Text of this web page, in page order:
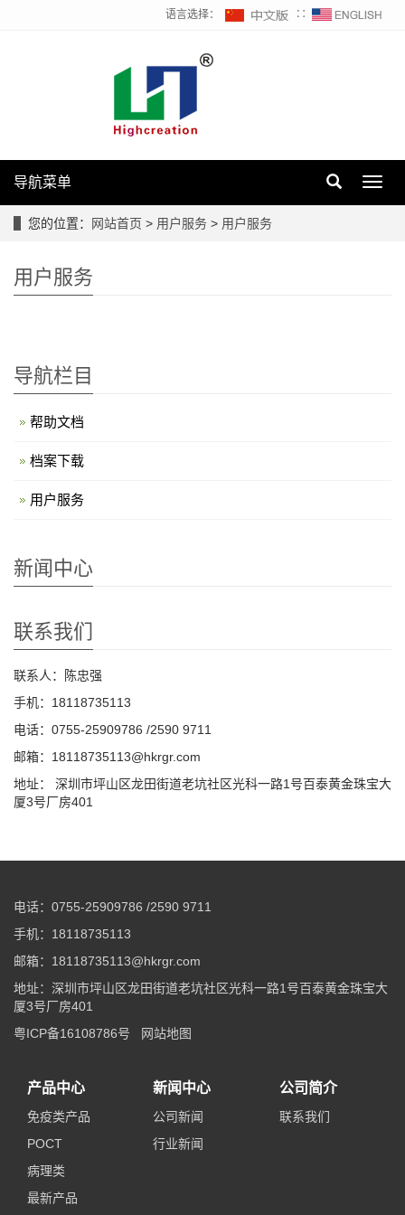
语言选择： ∷
导航菜单
您的位置： 网站首页 > 用户服务 > 用户服务
用户服务
导航栏目
帮助文档
档案下载
用户服务
新闻中心
联系我们
联系人：陈忠强
手机：18118735113
电话：0755-25909786 /2590 9711
邮箱：18118735113@hkrgr.com
地址： 深圳市坪山区龙田街道老坑社区光科一路1号百泰黄金珠宝大
厦3号厂房401
电话：0755-25909786 /2590 9711
手机：18118735113
邮箱：18118735113@hkrgr.com
地址：深圳市坪山区龙田街道老坑社区光科一路1号百泰黄金珠宝大
厦3号厂房401
粤ICP备16108786号
网站地图
产品中心
免疫类产品
POCT
病理类
最新产品
新闻中心
公司新闻
行业新闻
公司简介
联系我们